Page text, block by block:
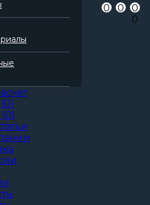
(0)
(0)
0 0
0
0
137966